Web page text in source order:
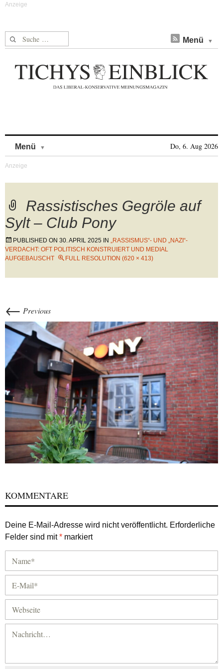
Suche nach: Menü
Menü Do, 6. Aug 2026
Rassistisches Gegröle auf
Sylt – Club Pony
PUBLISHED ON 30. APRIL 2025 IN „RASSISMUS“- UND „NAZI“-
VERDACHT: OFT POLITISCH KONSTRUIERT UND MEDIAL
AUFGEBAUSCHT
FULL RESOLUTION (620 × 413)
← Previous
KOMMENTARE
Deine E-Mail-Adresse wird nicht veröffentlicht. Erforderliche
Felder sind mit* markiert